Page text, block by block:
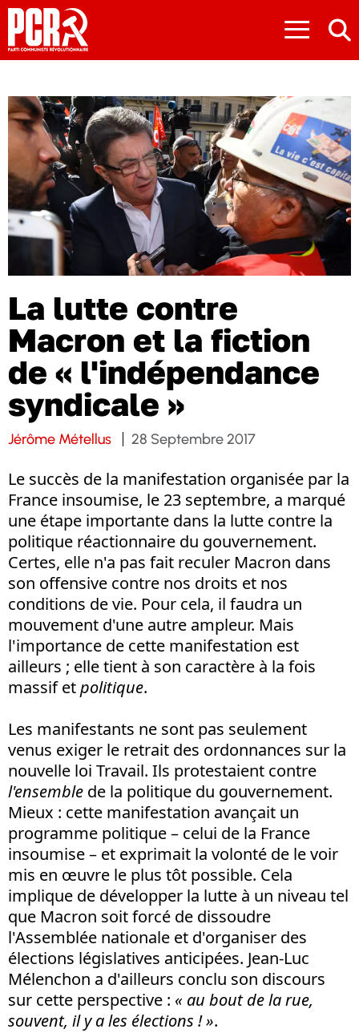
≡
La lutte contre
Macron et la fiction
de « l'indépendance
syndicale »
Jérôme Métellus 28 Septembre 2017
Le succès de la manifestation organisée par la
France insoumise, le 23 septembre, a marqué
une étape importante dans la lutte contre la
politique réactionnaire du gouvernement.
Certes, elle n'a pas fait reculer Macron dans
son offensive contre nos droits et nos
conditions de vie. Pour cela, il faudra un
mouvement d'une autre ampleur. Mais
l'importance de cette manifestation est
ailleurs ; elle tient à son caractère à la fois
massif etpolitique.
Les manifestants ne sont pas seulement
venus exiger le retrait des ordonnances sur la
nouvelle loi Travail. Ils protestaient contre
l'ensemble de la politique du gouvernement.
Mieux : cette manifestation avançait un
programme politique – celui de la France
insoumise – et exprimait la volonté de le voir
mis en œuvre le plus tôt possible. Cela
implique de développer la lutte à un niveau tel
que Macron soit forcé de dissoudre
l'Assemblée nationale et d'organiser des
élections législatives anticipées. Jean-Luc
Mélenchon a d'ailleurs conclu son discours
sur cette perspective : « au bout de la rue,
souvent, il y a les élections ! ».